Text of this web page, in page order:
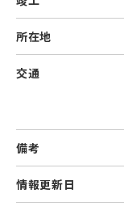
所在地
交通
備考
情報更新日